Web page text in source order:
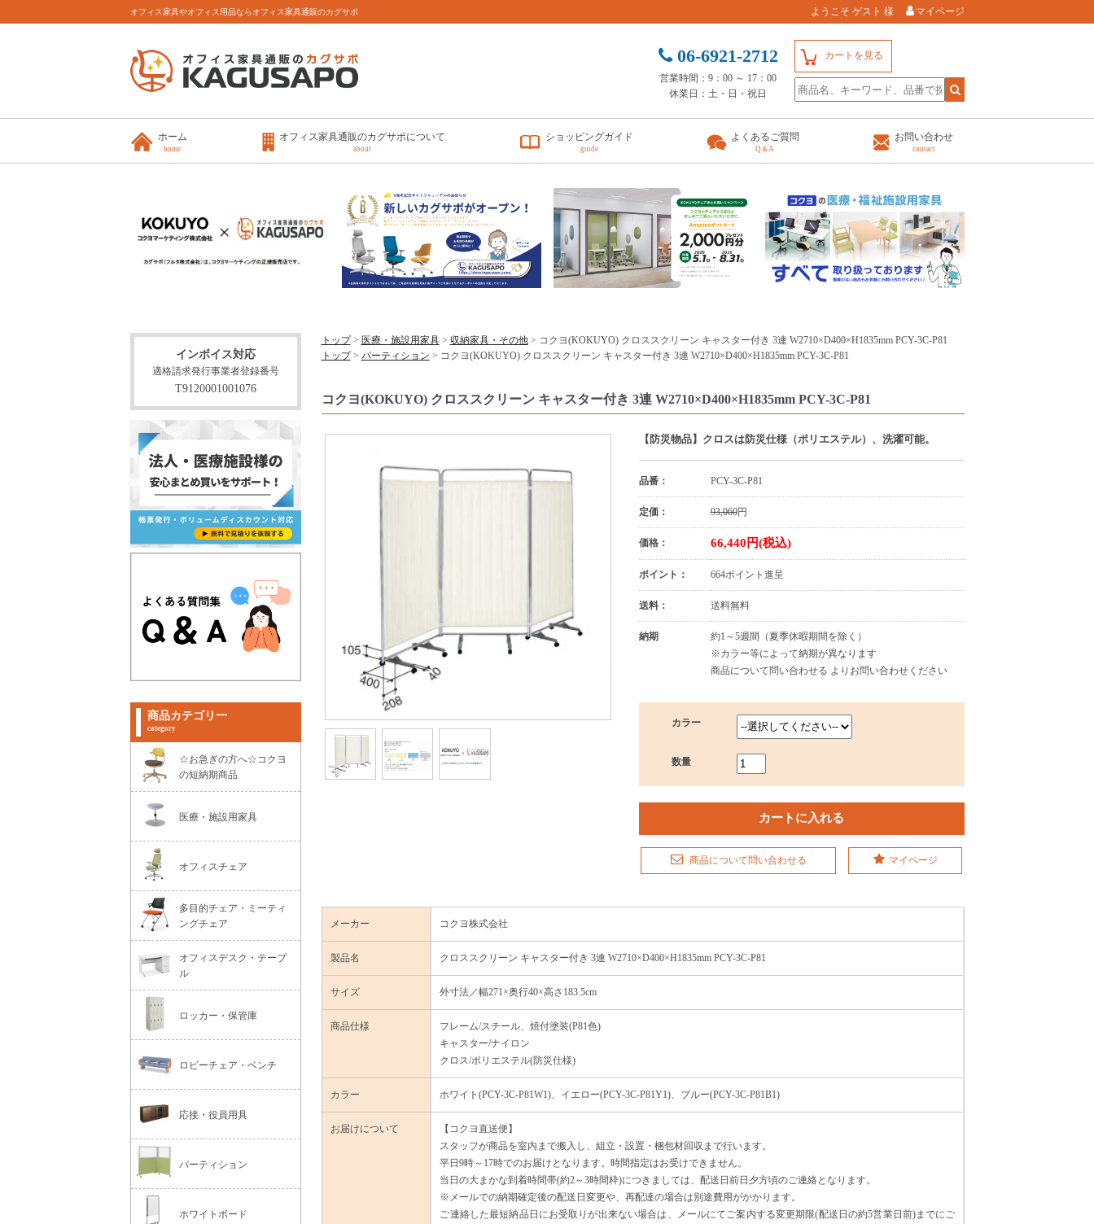
オフィス家具やオフィス用品ならオフィス家具通販のカグサポ ようこそ ゲスト 様 マイページ
カートを見る
06-6921-2712
営業時間：9：00 ～ 17：00
休業日：土・日・祝日
ホーム
home
オフィス家具通販のカグサポについて
about
ショッピングガイド
guide
よくあるご質問
Q＆A
お問い合わせ
contact
トップ> 医療・施設用家具> 収納家具・その他> コクヨ(KOKUYO) クロススクリーン キャスター付き 3連 W2710×D400×H1835mm PCY-3C-P81
トップ> パーティション > コクヨ(KOKUYO) クロススクリーン キャスター付き 3連 W2710×D400×H1835mm PCY-3C-P81
コクヨ(KOKUYO) クロススクリーン キャスター付き 3連 W2710×D400×H1835mm PCY-3C-P81
【防災物品】クロスは防災仕様（ポリエステル）、洗濯可能。
品番： PCY-3C-P81
定価： 93,060円
価格： 66,440円(税込)
ポイント： 664ポイント進呈
送料： 送料無料
納期
約1～5週間（夏季休暇期間を除く）
※カラー等によって納期が異なります
商品について問い合わせる よりお問い合わせください
カラー
数量
商品について問い合わせる マイページ
メーカー コクヨ株式会社
製品名 クロススクリーン キャスター付き 3連 W2710×D400×H1835mm PCY-3C-P81
サイズ 外寸法／幅271×奥行40×高さ183.5cm
商品仕様
フレーム/スチール、焼付塗装(P81色)
キャスター/ナイロン
クロス/ポリエステル(防災仕様)
カラー ホワイト(PCY-3C-P81W1)、イエロー(PCY-3C-P81Y1)、ブルー(PCY-3C-P81B1)
お届けについて
【コクヨ直送便】
スタッフが商品を室内まで搬入し、組立・設置・梱包材回収まで行います。
平日9時～17時でのお届けとなります。時間指定はお受けできません。
当日の大まかな到着時間帯(約2～3時間枠)につきましては、配送日前日夕方頃のご連絡となります。
※メールでの納期確定後の配送日変更や、再配達の場合は別途費用がかかります。
ご連絡した最短納品日にお受取りが出来ない場合は、メールにてご案内する変更期限(配送日の約5営業日前)までにご
インボイス対応
適格請求発行事業者登録番号
T9120001001076
商品カテゴリ一
category
☆お急ぎの方へ☆コクヨ
の短納期商品
医療・施設用家具
オフィスチェア
多目的チェア・ミーティ
ングチェア
オフィスデスク・テーブ
ル
ロッカー・保管庫
ロビーチェア・ベンチ
応接・役員用具
パーティション
ホワイトボード